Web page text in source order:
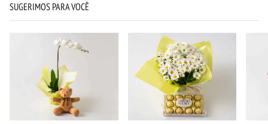
SUGERIMOS PARA VOCÊ